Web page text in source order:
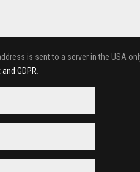
is sent to a server in the USA
GDPR.